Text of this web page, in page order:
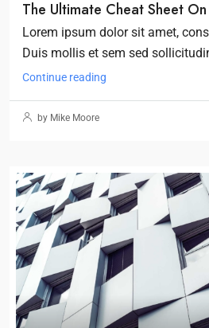
The Ultimate Cheat Sheet
Lorem ipsum dolor sit amet,
Duis mollis et sem sed
Continue reading
by Mike Moore